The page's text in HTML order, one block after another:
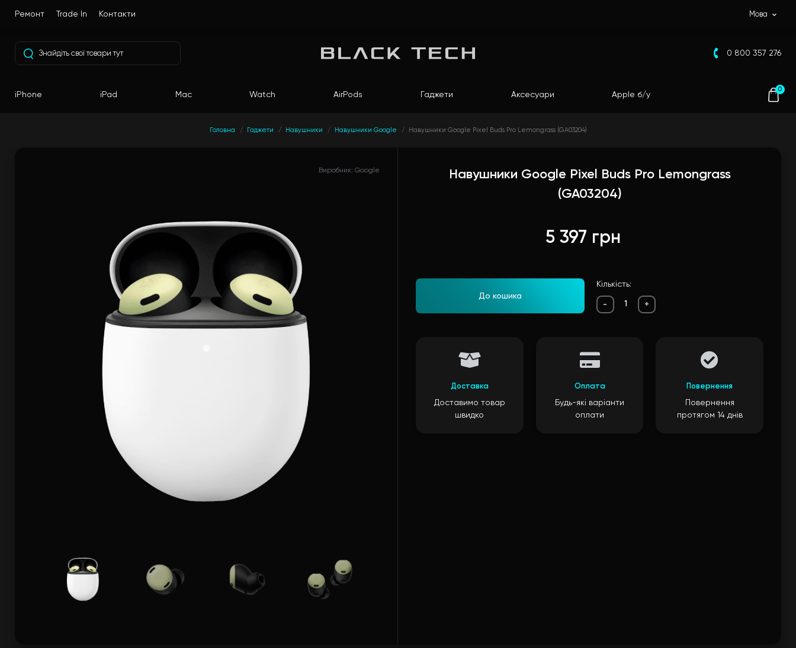
Ремонт Trade In Контакти Мова
0 800 357 276
iPhone iPad Mac Watch AirPods Гаджети Аксесуари Apple б/у
0
Головна Гаджети Навушники Навушники Google Навушники Google Pixel Buds Pro Lemongrass (GA03204)
Виробник: Google
Навушники Google Pixel Buds Pro Lemongrass
(GA03204)
5 397 грн
До кошика
Кількість:
- +
Доставка
Доставимо товар
швидко
Оплата
Будь-які варіанти
оплати
Повернення
Повернення
протягом 14 днів